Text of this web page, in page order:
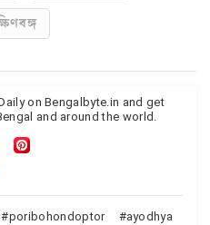
on Bengalbyte.in and get
and around the world.
poribohondoptor
ayodhya